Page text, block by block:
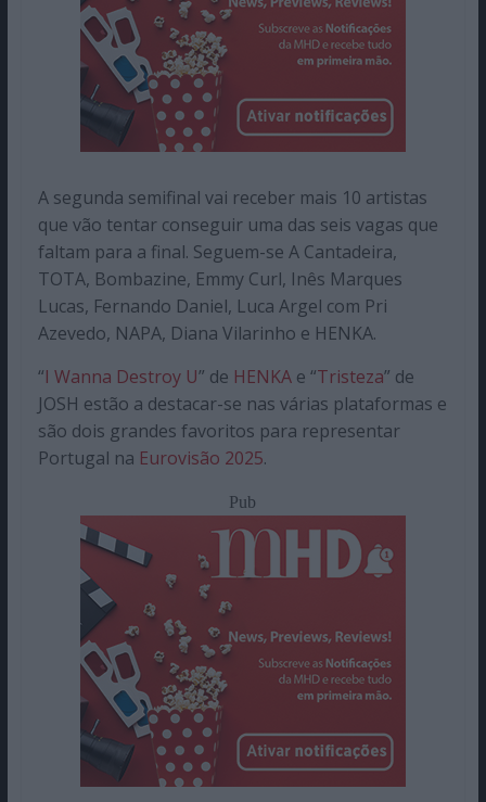
A segunda semifinal vai receber mais 10 artistas
que vão tentar conseguir uma das seis vagas que
faltam para a final. Seguem-se A Cantadeira,
TOTA, Bombazine, Emmy Curl, Inês Marques
Lucas, Fernando Daniel, Luca Argel com Pri
Azevedo, NAPA, Diana Vilarinho e HENKA.
“I Wanna Destroy U” de HENKAe “Tristeza” de
JOSH estão a destacar-se nas várias plataformas e
são dois grandes favoritos para representar
Portugal na Eurovisão 2025.
Pub